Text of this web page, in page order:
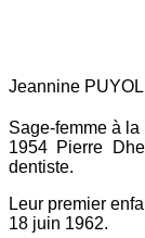
Jeannine
Sage-femme à
1954 Pierre
dentiste.
Leur premier
18 juin 1962.